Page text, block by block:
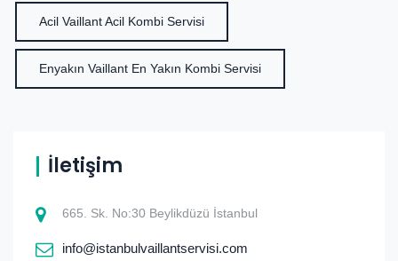
Acil Vaillant Acil Kombi Servisi
Enyakın Vaillant En Yakın Kombi Servisi
İletişim
665. Sk. No:30 Beylikdüzü İstanbul
info@istanbulvaillantservisi.com